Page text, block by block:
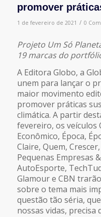
promover
1 de fevereiro de 2021 / 0
Projeto Um Só
19 marcas do
A Editora Globo, a
unem para lançar o
maior movimento
promover práticas
climática. A partir
fevereiro, os veículos
Econômico, Época,
Claire, Quem,
Pequenas Empresas
AutoEsporte,
Glamour e CBN
sobre o tema mais
questão tão séria,
nossas vidas, precisa